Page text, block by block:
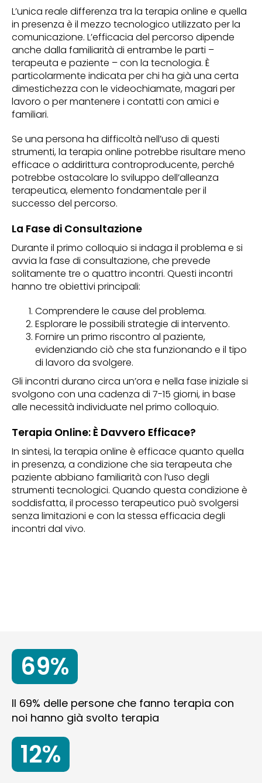
L’unica reale differenza tra la terapia online e quella
in presenza è il mezzo tecnologico utilizzato per la
comunicazione. L’efficacia del percorso dipende
anche dalla familiarità di entrambe le parti –
terapeuta e paziente – con la tecnologia. È
particolarmente indicata per chi ha già una certa
dimestichezza con le videochiamate, magari per
lavoro o per mantenere i contatti con amici e
familiari.
Se una persona ha difficoltà nell’uso di questi
strumenti, la terapia online potrebbe risultare meno
efficace o addirittura controproducente, perché
potrebbe ostacolare lo sviluppo dell’alleanza
terapeutica, elemento fondamentale per il
successo del percorso.
La Fase di Consultazione
Durante il primo colloquio si indaga il problema e si
avvia la fase di consultazione, che prevede
solitamente tre o quattro incontri. Questi incontri
hanno tre obiettivi principali:
Comprendere le cause del problema.
Esplorare le possibili strategie di intervento.
Fornire un primo riscontro al paziente,
evidenziando ciò che sta funzionando e il tipo
di lavoro da svolgere.
Gli incontri durano circa un’ora e nella fase iniziale si
svolgono con una cadenza di 7-15 giorni, in base
alle necessità individuate nel primo colloquio.
Terapia Online: È Davvero Efficace?
In sintesi, la terapia online è efficace quanto quella
in presenza, a condizione che sia terapeuta che
paziente abbiano familiarità con l’uso degli
strumenti tecnologici. Quando questa condizione è
soddisfatta, il processo terapeutico può svolgersi
senza limitazioni e con la stessa efficacia degli
incontri dal vivo.
69%
Il 69% delle persone che fanno terapia con
noi hanno già svolto terapia
12%